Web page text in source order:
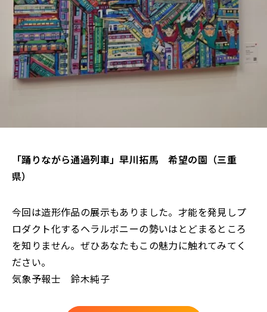
「踊りながら通過列車」早川拓馬 希望の園（三重
県）
今回は造形作品の展示もありました。才能を発見しプ
ロダクト化するヘラルボニーの勢いはとどまるところ
を知りません。ぜひあなたもこの魅力に触れてみてく
ださい。
気象予報士 鈴木純子